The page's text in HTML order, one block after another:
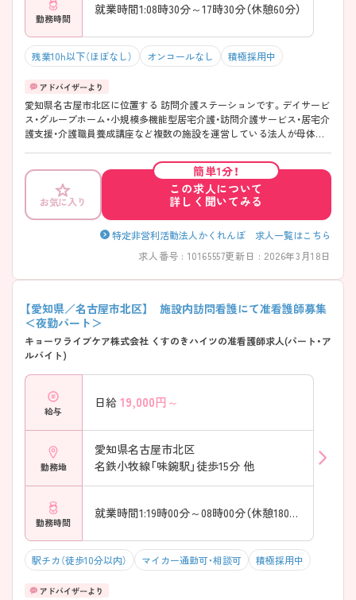
勤務時間
就業時間1:08時30分～17時30分（休憩60分）
残業10h以下（ほぼなし） オンコールなし 積極採用中
愛知県名古屋市北区に位置する 訪問介護ステーションです。デイサービ
ス・グループホーム・小規模多機能型居宅介護・訪問介護サービス・居宅介
護支援・介護職員養成講座など複数の施設を運営している法人が母体と
お気に入り
簡単1分！
この求人について
詳しく聞いてみる
特定非営利活動法人かくれんぼ 求人一覧はこちら
求人番号 : 10165557更新日 : 2026年3月18日
【愛知県／名古屋市北区】 施設内訪問看護にて准看護師募集
＜夜勤パート＞
キョーワライブケア株式会社 くすのきハイツの准看護師求人(パート・ア
ルバイト)
給与
日給 19,000円～
勤務地
愛知県名古屋市北区
名鉄小牧線「味鋺駅」徒歩15分 他
勤務時間
就業時間1:19時00分～08時00分（休憩180分）
駅チカ（徒歩10分以内） マイカー通勤可・相談可 積極採用中